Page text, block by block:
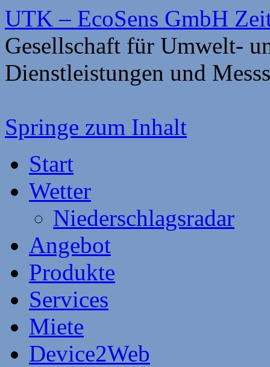
UTK – EcoSens GmbH
Gesellschaft für Umwelt-
Dienstleistungen und
Springe zum Inhalt
Start
Wetter
Niederschlagsradar
Angebot
Produkte
Services
Miete
Device2Web